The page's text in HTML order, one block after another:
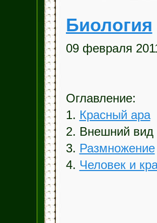
Биология
09 февраля
Оглавление:
1. Красный ара
2. Внешний вид
3. Размножение
4. Человек и